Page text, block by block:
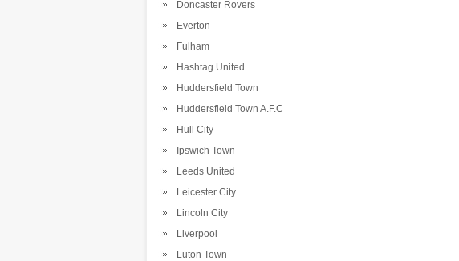
Doncaster Rovers
Everton
Fulham
Hashtag United
Huddersfield Town
Huddersfield Town A.F.C
Hull City
Ipswich Town
Leeds United
Leicester City
Lincoln City
Liverpool
Luton Town